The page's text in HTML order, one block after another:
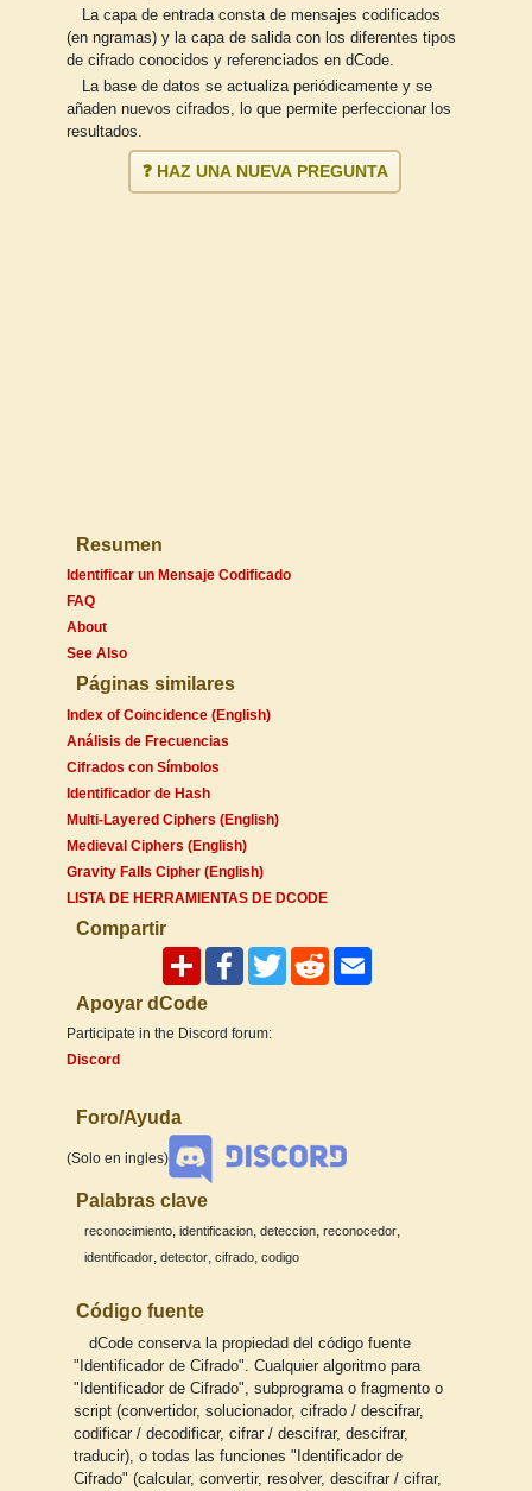
La capa de entrada consta de mensajes codificados
(en ngramas) y la capa de salida con los diferentes tipos
de cifrado conocidos y referenciados en dCode.
La base de datos se actualiza periódicamente y se
añaden nuevos cifrados, lo que permite perfeccionar los
resultados.
❓ HAZ UNA NUEVA PREGUNTA
Resumen
Identificar un Mensaje Codificado
FAQ
About
See Also
Páginas similares
Index of Coincidence (English)
Análisis de Frecuencias
Cifrados con Símbolos
Identificador de Hash
Multi-Layered Ciphers (English)
Medieval Ciphers (English)
Gravity Falls Cipher (English)
LISTA DE HERRAMIENTAS DE DCODE
Compartir
Apoyar dCode
Participate in the Discord forum:
Discord
Foro/Ayuda
(Solo en ingles)
Palabras clave
reconocimiento, identificacion, deteccion, reconocedor,
identificador, detector, cifrado, codigo
Código fuente
dCode conserva la propiedad del código fuente
"Identificador de Cifrado". Cualquier algoritmo para
"Identificador de Cifrado", subprograma o fragmento o
script (convertidor, solucionador, cifrado / descifrar,
codificar / decodificar, cifrar / descifrar, descifrar,
traducir), o todas las funciones "Identificador de
Cifrado" (calcular, convertir, resolver, descifrar / cifrar,